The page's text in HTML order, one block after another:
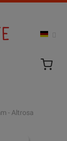
- Altrosa